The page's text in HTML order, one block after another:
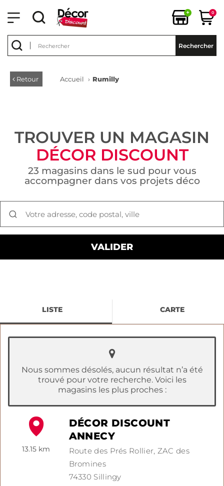
+ 0
Rechercher
Retour Accueil › Rumilly
TROUVER UN MAGASIN
DÉCOR DISCOUNT
23 magasins dans le sud pour vous
accompagner dans vos projets déco
LISTE CARTE
Nous sommes désolés, aucun résultat n’a été
trouvé pour votre recherche. Voici les
magasins les plus proches :
13.15 km
DÉCOR DISCOUNT
ANNECY
Route des Prés Rollier, ZAC des
Bromines
74330 Sillingy